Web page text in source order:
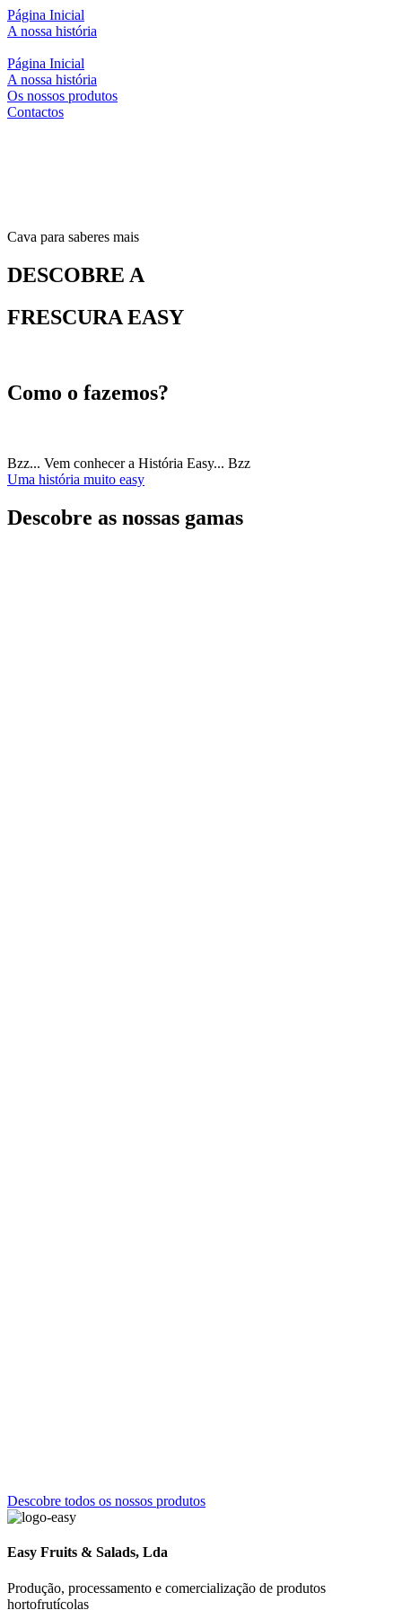
Página Inicial
A nossa história
Página Inicial
A nossa história
Os nossos produtos
Contactos
Cava para saberes mais
DESCOBRE A
FRESCURA EASY
Como o fazemos?
Bzz... Vem conhecer a História Easy... Bzz
Uma história muito easy
Descobre as nossas gamas
Descobre todos os nossos produtos
Easy Fruits & Salads, Lda
Produção, processamento e comercialização de produtos
hortofrutícolas